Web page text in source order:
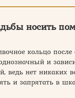
носить
кольцо
и
ведь нет никаких
и запрятать в